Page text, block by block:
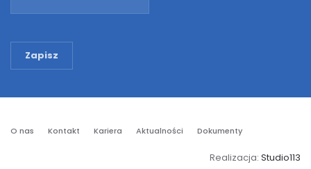
Zapisz
O nas Kontakt Kariera Aktualności Dokumenty
Realizacja: Studio113